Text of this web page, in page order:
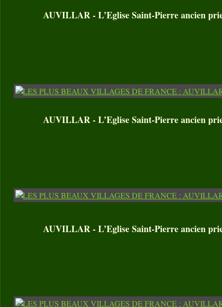
AUVILLAR - L’Eglise Saint-Pierre ancien
AUVILLAR - L’Eglise Saint-Pierre ancien
AUVILLAR - L’Eglise Saint-Pierre ancien